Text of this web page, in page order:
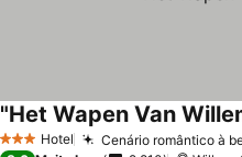
3 EstrelasHotel Cenário romântico à
"Het Wapen Van